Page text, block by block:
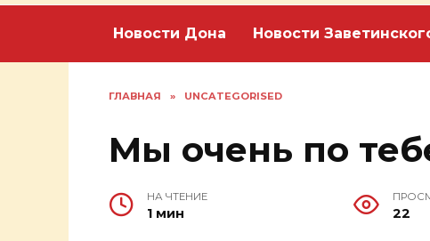
Новости Дона Новости
ГЛАВНАЯ » UNCATEGORISED
Мы очень по
НА ЧТЕНИЕ
1 мин 22